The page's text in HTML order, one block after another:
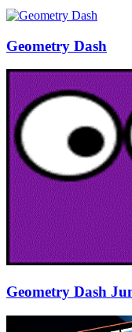
Geometry Dash
Geometry Dash